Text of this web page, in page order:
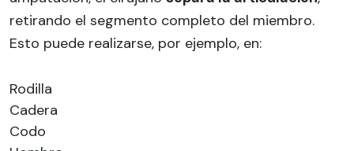
retirando el segmento completo del miembro.
Esto puede realizarse, por ejemplo, en:
Rodilla
Cadera
Codo